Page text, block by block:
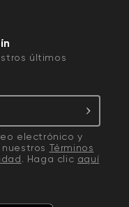
últimos
electrónico y
Términos
. Haga clic aquí